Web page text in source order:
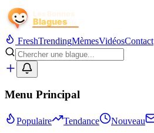
FreshTrendingMèmesVidéosContact
Menu Principal
Populaire Tendance Nouveau